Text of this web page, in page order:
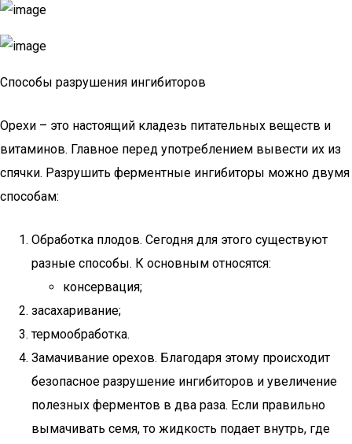
Способы разрушения ингибиторов
Орехи – это настоящий кладезь питательных веществ и
витаминов. Главное перед употреблением вывести их из
спячки. Разрушить ферментные ингибиторы можно двумя
способам:
Обработка плодов. Сегодня для этого существуют
разные способы. К основным относятся:
консервация;
засахаривание;
термообработка.
Замачивание орехов. Благодаря этому происходит
безопасное разрушение ингибиторов и увеличение
полезных ферментов в два раза. Если правильно
вымачивать семя, то жидкость подает внутрь, где